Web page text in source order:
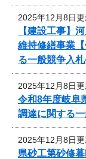
2025年12月8日
【建設工事】
維持修繕事業
る一般競争入
2025年12月8日
令和8年度岐阜
調達に関する
2025年12月8日
県砂工第砂修